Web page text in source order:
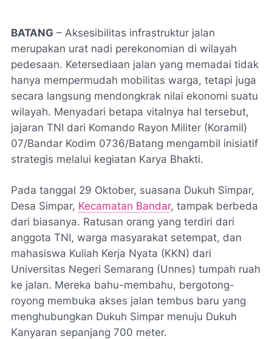
BATANG – Aksesibilitas infrastruktur jalan
merupakan urat nadi perekonomian di wilayah
pedesaan. Ketersediaan jalan yang memadai tidak
hanya mempermudah mobilitas warga, tetapi juga
secara langsung mendongkrak nilai ekonomi suatu
wilayah. Menyadari betapa vitalnya hal tersebut,
jajaran TNI dari Komando Rayon Militer (Koramil)
07/Bandar Kodim 0736/Batang mengambil inisiatif
strategis melalui kegiatan Karya Bhakti.
Pada tanggal 29 Oktober, suasana Dukuh Simpar,
Desa Simpar, Kecamatan Bandar, tampak berbeda
dari biasanya. Ratusan orang yang terdiri dari
anggota TNI, warga masyarakat setempat, dan
mahasiswa Kuliah Kerja Nyata (KKN) dari
Universitas Negeri Semarang (Unnes) tumpah ruah
ke jalan. Mereka bahu-membahu, bergotong-
royong membuka akses jalan tembus baru yang
menghubungkan Dukuh Simpar menuju Dukuh
Kanyaran sepanjang 700 meter.